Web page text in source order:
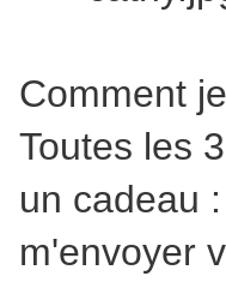
Comment
Toutes les
un cadeau
m'envoyer